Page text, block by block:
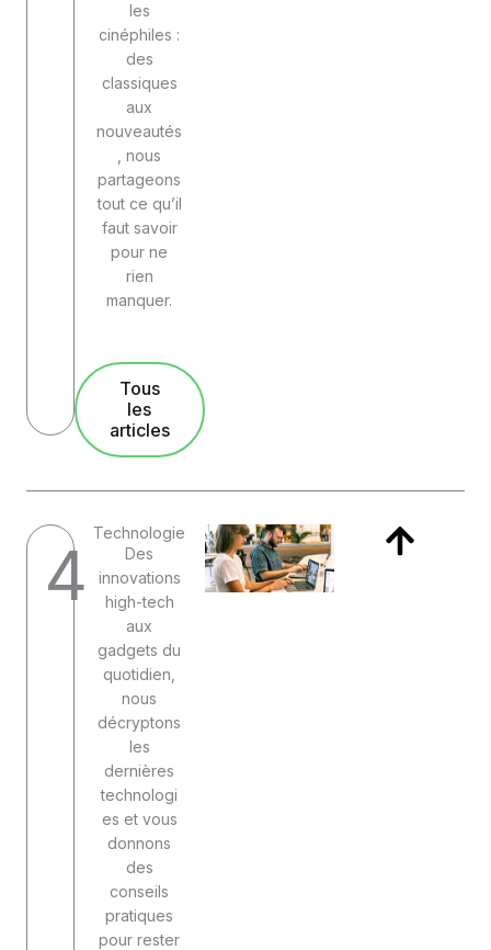
les
cinéphiles :
des
classiques
aux
nouveautés
, nous
partageons
tout ce qu’il
faut savoir
pour ne
rien
manquer.
Tous
les
articles
4
Technologie
Des
innovations
high-tech
aux
gadgets du
quotidien,
nous
décryptons
les
dernières
technologi
es et vous
donnons
des
conseils
pratiques
pour rester